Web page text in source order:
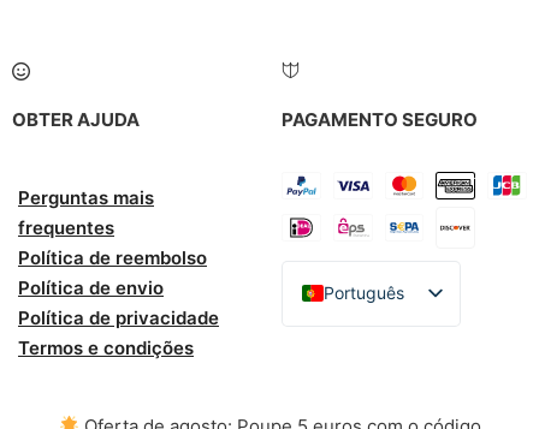
OBTER AJUDA
Perguntas mais
frequentes
Política de reembolso
Política de envio
Política de privacidade
Termos e condições
PAGAMENTO SEGURO
Português
English